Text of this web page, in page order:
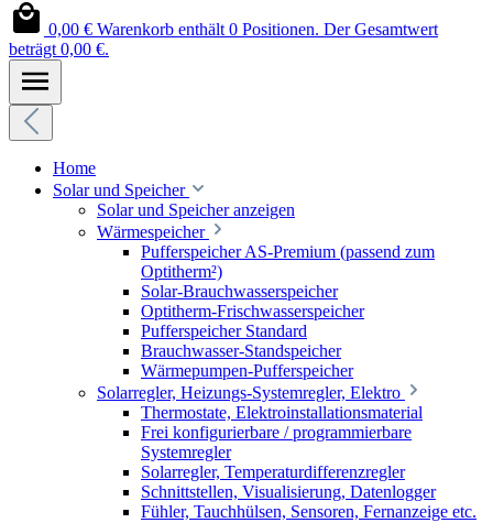
0,00 € Warenkorb enthält 0 Positionen. Der Gesamtwert
beträgt 0,00 €.
Home
Solar und Speicher
Solar und Speicher anzeigen
Wärmespeicher
Pufferspeicher AS-Premium (passend zum
Optitherm²)
Solar-Brauchwasserspeicher
Optitherm-Frischwasserspeicher
Pufferspeicher Standard
Brauchwasser-Standspeicher
Wärmepumpen-Pufferspeicher
Solarregler, Heizungs-Systemregler, Elektro
Thermostate, Elektroinstallationsmaterial
Frei konfigurierbare / programmierbare
Systemregler
Solarregler, Temperaturdifferenzregler
Schnittstellen, Visualisierung, Datenlogger
Fühler, Tauchhülsen, Sensoren, Fernanzeige etc.